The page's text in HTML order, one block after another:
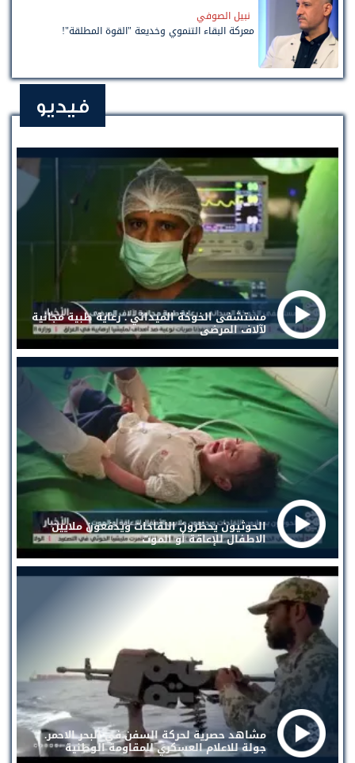
نبيل الصوفي
معركة البقاء التنموي وخديعة "القوة المطلقة"!
فيديو
مستشفى الخوخة الميداني . رعاية طبية مجانية
لآلاف المرضى
الحوثيون يحظرون اللقاحات ويدفعون ملايين
الاطفال للإعاقة أو الموت
مشاهد حصرية لحركة السفن في البحر الاحمر.
جولة للاعلام العسكري للمقاومة الوطنية